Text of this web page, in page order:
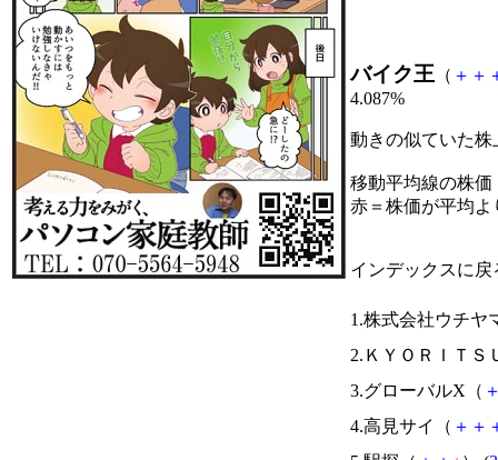
バイク王 （ ＋ ＋
4.087%
動きの似ていた
移動平均線の株価
赤＝株価が平均
インデックスに戻
1.株式会社ウチヤ
2.ＫＹＯＲＩＴＳ
3.グローバルX（
4.高見サイ（ ＋ ＋